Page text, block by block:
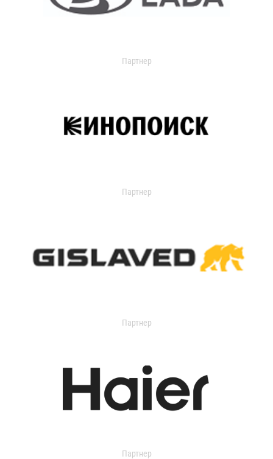
Партнер
Партнер
Партнер
Партнер